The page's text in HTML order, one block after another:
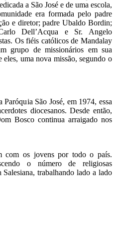
a São José e de uma escola,
era formada pelo padre
e diretor; padre Ubaldo Bordin;
Dell’Acqua e Sr. Angelo
Os fiéis católicos de Mandalay
grupo de missionários em sua
eles, uma nova missão, segundo o
São José, em 1974, essa
diocesanos. Desde então,
Bosco continua arraigado nos
com os jovens por todo o país.
o número de religiosas
trabalhando lado a lado